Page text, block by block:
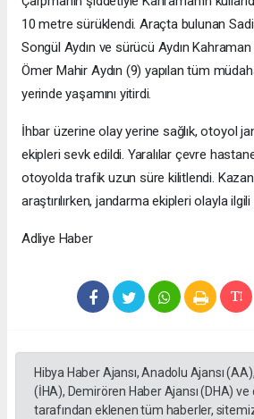
10 metre sürüklendi. Araçta bulunan Sadi
Songül Aydın ve sürücü Aydın
Ömer Mahir Aydın (9) yapılan tüm
yerinde yaşamını yitirdi.
İhbar üzerine olay yerine sağlık, otoyol
ekipleri sevk edildi. Yaralılar çevre
otoyolda trafik uzun süre kilitlendi.
araştırılırken, jandarma ekipleri olayla
Adliye Haber
Hibya Haber Ajansı, Anadolu Ajansı
(İHA), Demirören Haber Ajansı (DHA)
tarafından eklenen tüm haberler,